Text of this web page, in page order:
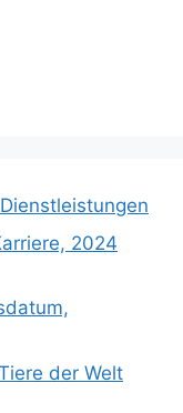
2024
der Welt